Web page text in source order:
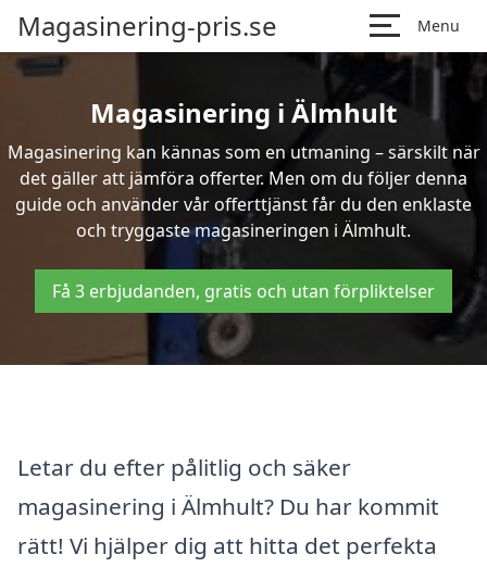
Magasinering-pris.se Menu
Magasinering i Älmhult
Magasinering kan kännas som en utmaning – särskilt när
det gäller att jämföra offerter. Men om du följer denna
guide och använder vår offerttjänst får du den enklaste
och tryggaste magasineringen i Älmhult.
Få 3 erbjudanden, gratis och utan förpliktelser
Letar du efter pålitlig och säker
magasinering i Älmhult? Du har kommit
rätt! Vi hjälper dig att hitta det perfekta